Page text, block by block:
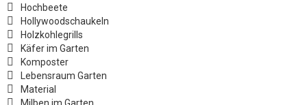
Hochbeete
Hollywoodschaukeln
Holzkohlegrills
Käfer im Garten
Komposter
Lebensraum Garten
Material
Milben im Garten